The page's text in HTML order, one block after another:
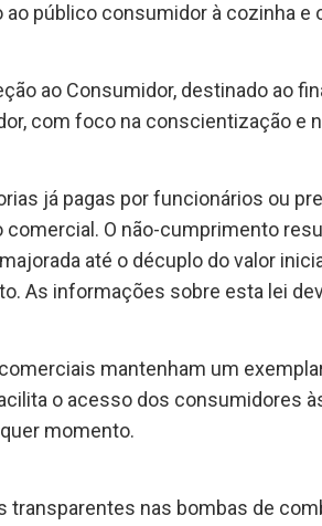
público consumidor à cozinha e
ao Consumidor, destinado ao
com foco na conscientização e
já pagas por funcionários ou
O não-cumprimento
até o décuplo do valor
As informações sobre esta lei
mantenham um
o acesso dos consumidores
momento.
transparentes nas bombas de